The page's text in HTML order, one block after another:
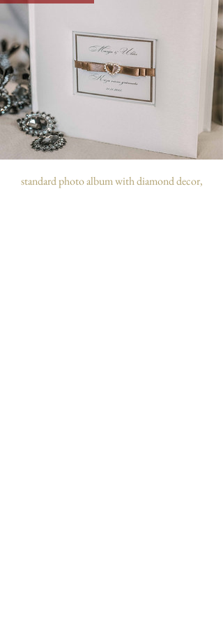
standard photo album with diamond decor,